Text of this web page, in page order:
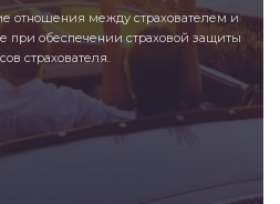
отношения между страхователем и
при обеспечении страховой защиты
страхователя.